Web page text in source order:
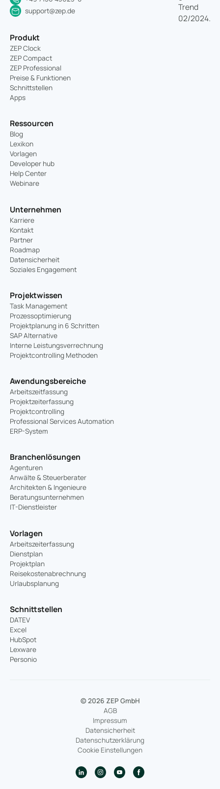
support@zep.de
Produkt
ZEP Clock
ZEP Compact
ZEP Professional
Preise & Funktionen
Schnittstellen
Apps
Ressourcen
Blog
Lexikon
Vorlagen
Developer hub
Help Center
Webinare
Unternehmen
Karriere
Kontakt
Partner
Roadmap
Datensicherheit
Soziales Engagement
Projektwissen
Task Management
Prozessoptimierung
Projektplanung in 6 Schritten
SAP Alternative
Interne Leistungsverrechnung
Projektcontrolling Methoden
Awendungsbereiche
Arbeitszeitfassung
Projektzeiterfassung
Projektcontrolling
Professional Services Automation
ERP-System
Branchenlösungen
Agenturen
Anwälte & Steuerberater
Architekten & Ingenieure
Beratungsunternehmen
IT-Dienstleister
Vorlagen
Arbeitszeiterfassung
Dienstplan
Projektplan
Reisekostenabrechnung
Urlaubsplanung
Schnittstellen
DATEV
Excel
HubSpot
Lexware
Personio
© 2026 ZEP GmbH
AGB
Impressum
Datensicherheit
Datenschutzerklärung
Cookie Einstellungen